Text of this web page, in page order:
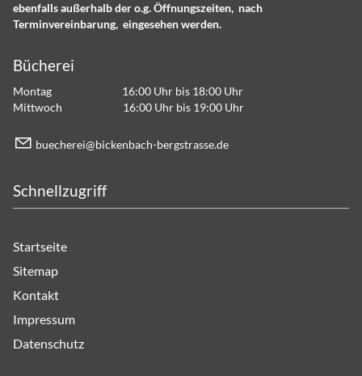
ebenfalls außerhalb der o.g. Öffnungszeiten, nach
Terminvereinbarung, eingesehen werden.
Bücherei
Montag 16:00 Uhr bis 18:00 Uhr
Mittwoch 16:00 Uhr bis 19:00 Uhr
b ch r b ck nb ch-b rgstr ss d
Schnellzugriff
Startseite
Sitemap
Kontakt
Impressum
Datenschutz